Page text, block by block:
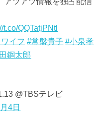
t.co/QQTatjPNtl
イフ #常盤貴子 #小泉孝
鋼太郎
@TBSテレビ
4日